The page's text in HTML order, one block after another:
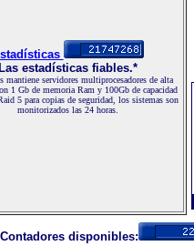
Las estadísticas fiables.*
mantiene servidores multiprocesadores de alta
1 Gb de memoria Ram y 100Gb de capacidad
5 para copias de seguridad, los sistemas son
monitorizados las 24 horas.
Contadores disponibles: